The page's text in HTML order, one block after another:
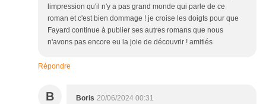
limpression qu'il n'y a pas grand monde qui parle de ce
roman et c'est bien dommage ! je croise les doigts pour que
Fayard continue à publier ses autres romans que nous
n'avons pas encore eu la joie de découvrir ! amitiés
Répondre
B Boris 20/06/2024 00:31